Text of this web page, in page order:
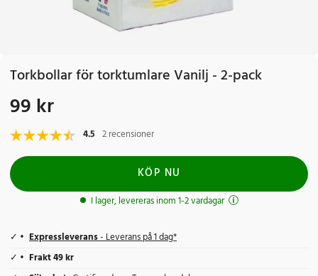
Torkbollar för torktumlare Vanilj - 2-pack
Pris: 99 kr
99 kr
4.5 2 recensioner
KÖP NU
I lager, levereras inom 1-2 vardagar
Expressleverans- Leverans på 1 dag*
Frakt 49 kr